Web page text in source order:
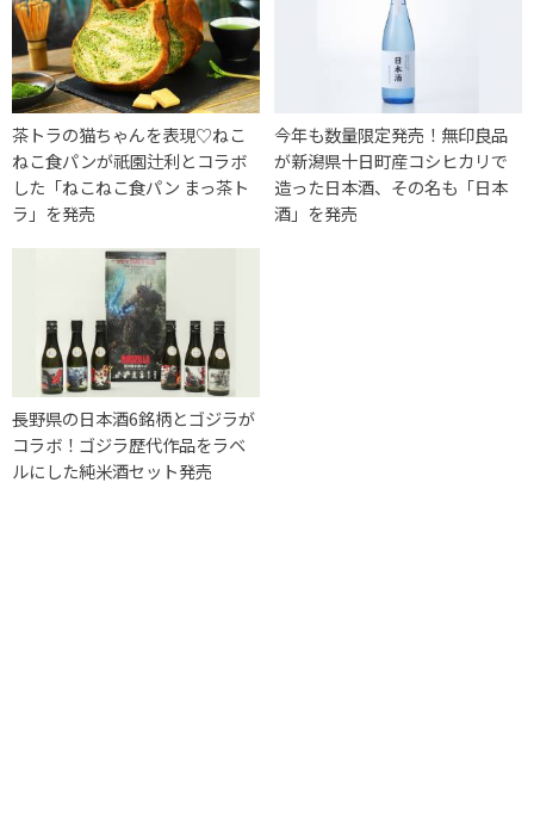
茶トラの猫ちゃんを表現♡ねこ
ねこ食パンが祇園辻利とコラボ
した「ねこねこ食パン まっ茶ト
ラ」を発売
今年も数量限定発売！無印良品
が新潟県十日町産コシヒカリで
造った日本酒、その名も「日本
酒」を発売
長野県の日本酒6銘柄とゴジラが
コラボ！ゴジラ歴代作品をラベ
ルにした純米酒セット発売